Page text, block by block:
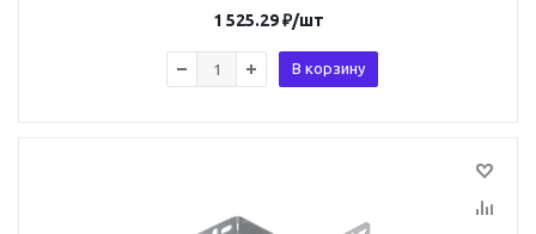
1 525.29₽/шт
В корзину